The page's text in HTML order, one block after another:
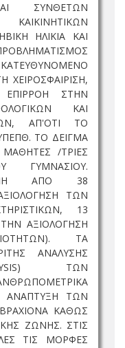
ΣΥΝΘΕΤΩΝ
ΗΛΙΚΙΑ ΚΑΙ
ΕΠΙΡΡΟΗ ΣΤΗΝ
ΚΑΙ
ΑΠ'ΟΤΙ ΤΟ
ΤΟ ΔΕΙΓΜΑ
/ΤΡΙΕΣ
ΑΠΟ 38
ΤΩΝ
13
ΑΞΙΟΛΟΓΗΣΗ
ΤΑ
ΑΝΑΛΥΣΗΣ
ΤΩΝ
ΑΝΑΠΤΥΞΗ ΤΩΝ
ΚΑΘΩΣ
ΖΩΝΗΣ. ΣΤΙΣ
ΤΙΣ ΜΟΡΦΕΣ